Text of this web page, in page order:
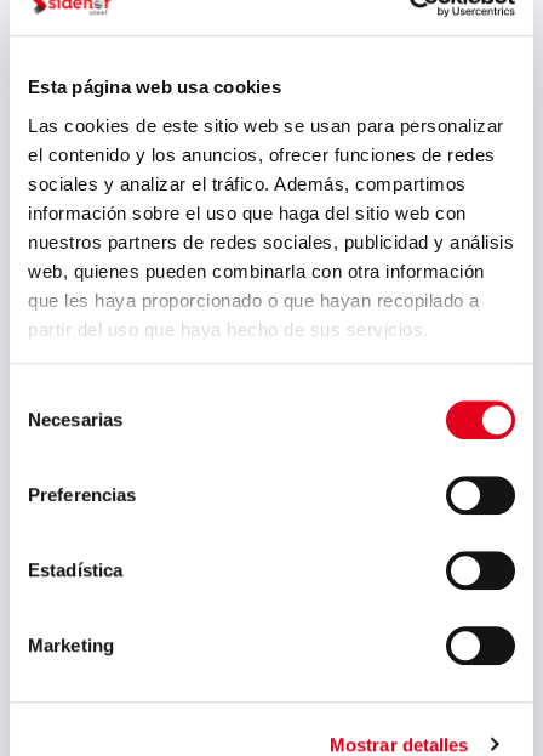
Esta página web usa cookies
Las cookies de este sitio web se usan para personalizar
el contenido y los anuncios, ofrecer funciones de redes
sociales y analizar el tráfico. Además, compartimos
información sobre el uso que haga del sitio web con
nuestros partners de redes sociales, publicidad y análisis
web, quienes pueden combinarla con otra información
que les haya proporcionado o que hayan recopilado a
partir del uso que haya hecho de sus servicios.
Necesarias
Preferencias
Estadística
Marketing
Mostrar detalles
marzo 2025
febrero 2025
enero 2025
diciembre 2024
noviembre 2024
octubre 2024
septiembre 2024
agosto 2023